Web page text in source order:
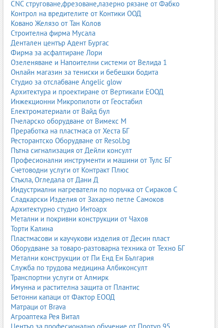
Изберете вашия град и намерете фирми за каучукови изделия:
Каучукови изделия София
Каучукови изделия Пловдив
Каучукови изделия Варна
Каучукови изделия Бургас
Каучукови изделия Пазарджик
Каучукови изделия Хасково
Каучукови изделия Плевен
Каучукови изделия Велико Търново
Каучукови изделия Видин
Каучукови изделия Кърджали
Каучукови изделия Разград
Каучукови изделия Смолян
Каучукови изделия Търговище
Каучукови изделия Враца
Каучукови изделия Кюстендил
Каучукови изделия Перник
Каучукови изделия Русе
Каучукови изделия Габрово
Каучукови изделия Ловеч
Каучукови изделия Силистра
Каучукови изделия Шумен
Каучукови изделия Добрич
Каучукови изделия Монтана
Каучукови изделия Сливен
Каучукови изделия Ямбол
Всички фирми за каучукови изделия в България
Виж всички фирми за каучукови изделия
Бандажни гуми,Гумени вериги
съединители ,Гумени тампони
CNC струговане,фрезоване,лазерно рязане от Фабко
Контрол на вредителите от Контики ООД
Ковано Желязо от Тан Колов
Строителна фирма Мусала
Дентален център Адент Бургас
Фирма за асфалтиране Лори
Озеленяване и Напоителни системи от Велида 1
Онлайн магазин за тениски и бебешки бодита
Студио за отслабване Angelic glow
Архитектура и проектиране от Вертикали ЕООД
Инжекционни Микропилоти от Геостабил
Електроматериали от Вайд бул
Пчеларско оборудване от Вимекс М
Преработка на пластмаса от Хеста БГ
Ресторантско Оборудване от Resol.bg
Пътна сигнализация от Дейли консулт
Професионални инструменти и машини от Тулс БГ
Счетоводни услуги от Контракт Плюс
Стъкла, Огледала от Дани Д
Индустриални нагреватели по поръчка от Сираков С
Сладкарски Изделия от Захарно петле Самоков
Архитектурно студио Интоарх
Метални и покривни конструкции от Чахов
Торти Калина
Пластмасови и каучукови изделия от Десин пласт
Оборудване за товаро-разтоварна техника от Техно БГ
Метални конструкции от Пи Енд Ен България
Служба по трудова медицина Албиконсулт
Транспортни услуги от Алмирк
Имунна и растителна защита от Плантис
Бетонни капаци от Фактор ЕООД
Матраци от Brava
Агроаптека Рея Витал